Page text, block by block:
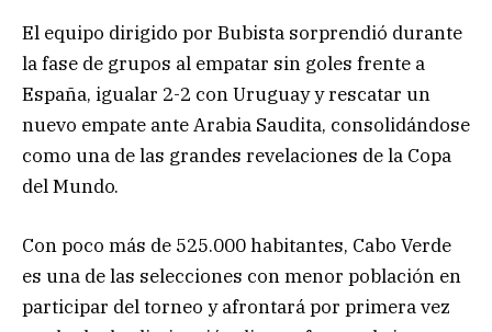
El equipo dirigido por Bubista sorprendió durante
la fase de grupos al empatar sin goles frente a
España, igualar 2-2 con Uruguay y rescatar un
nuevo empate ante Arabia Saudita, consolidándose
como una de las grandes revelaciones de la Copa
del Mundo.
Con poco más de 525.000 habitantes, Cabo Verde
es una de las selecciones con menor población en
participar del torneo y afrontará por primera vez